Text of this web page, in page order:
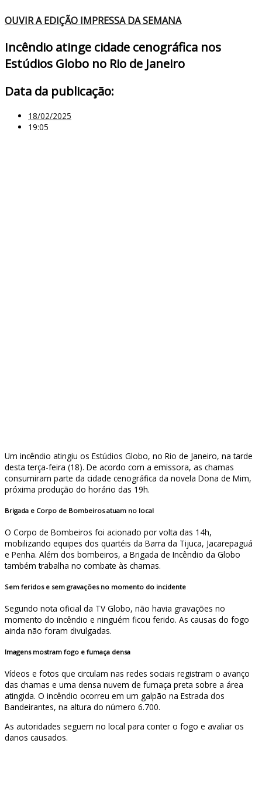
OUVIR A EDIÇÃO IMPRESSA DA SEMANA
Incêndio atinge cidade cenográfica nos
Estúdios Globo no Rio de Janeiro
Data da publicação:
18/02/2025
19:05
Um incêndio atingiu os Estúdios Globo, no Rio de Janeiro, na tarde
desta terça-feira (18). De acordo com a emissora, as chamas
consumiram parte da cidade cenográfica da novela Dona de Mim,
próxima produção do horário das 19h.
Brigada e Corpo de Bombeiros atuam no local
O Corpo de Bombeiros foi acionado por volta das 14h,
mobilizando equipes dos quartéis da Barra da Tijuca, Jacarepaguá
e Penha. Além dos bombeiros, a Brigada de Incêndio da Globo
também trabalha no combate às chamas.
Sem feridos e sem gravações no momento do incidente
Segundo nota oficial da TV Globo, não havia gravações no
momento do incêndio e ninguém ficou ferido. As causas do fogo
ainda não foram divulgadas.
Imagens mostram fogo e fumaça densa
Vídeos e fotos que circulam nas redes sociais registram o avanço
das chamas e uma densa nuvem de fumaça preta sobre a área
atingida. O incêndio ocorreu em um galpão na Estrada dos
Bandeirantes, na altura do número 6.700.
As autoridades seguem no local para conter o fogo e avaliar os
danos causados.